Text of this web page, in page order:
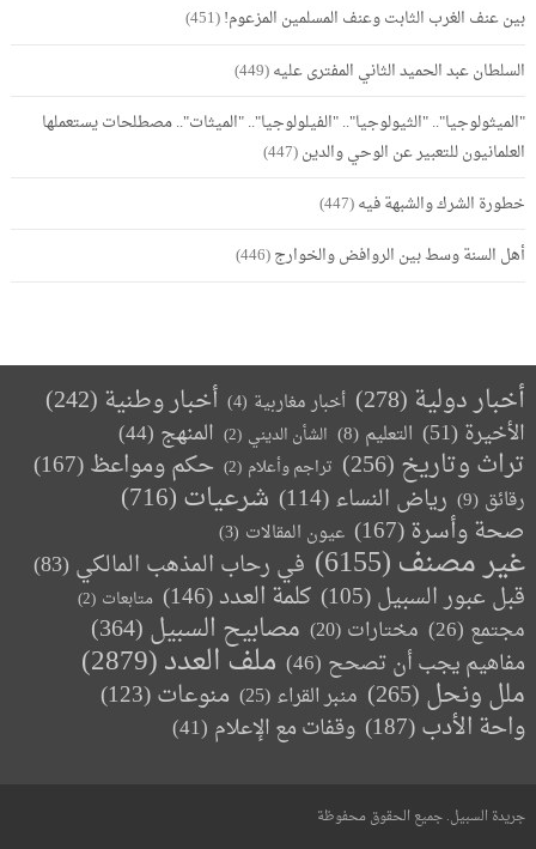
بين عنف الغرب الثابت وعنف المسلمين المزعوم!(451)
السلطان عبد الحميد الثاني المفترى عليه(449)
"الميثولوجيا".. "الثيولوجيا".. "الفيلولوجيا".. "الميثات".. مصطلحات يستعملها
العلمانيون للتعبير عن الوحي والدين(447)
خطورة الشرك والشبهة فيه(447)
أهل السنة وسط بين الروافض والخوارج(446)
أخبار دولية (278) أخبار مغاربية (4) أخبار وطنية(242)
الأخيرة (51) التعليم (8) الشأن الديني (2) المنهج (44)
تراث وتاريخ(256) تراجم وأعلام (2) حكم ومواعظ(167)
رقائق (9) رياض النساء(114) شرعيات(716)
صحة وأسرة(167) عيون المقالات (3)
غير مصنف(6155) في رحاب المذهب المالكي (83)
قبل عبور السبيل(105) كلمة العدد(146) متابعات (2)
مجتمع (26) مختارات (20) مصابيح السبيل(364)
مفاهيم يجب أن تصحح (46) ملف العدد(2879)
ملل ونحل(265) منبر القراء(25) منوعات(123)
واحة الأدب(187) وقفات مع الإعلام (41)
جريدة السبيل. جميع الحقوق محفوظة